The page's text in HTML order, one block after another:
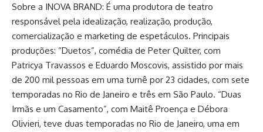
Sobre a INOVA BRAND: É uma produtora de teatro
responsável pela idealização, realização, produção,
comercialização e marketing de espetáculos. Principais
produções: “Duetos”, comédia de Peter Quilter, com
Patricya Travassos e Eduardo Moscovis, assistido por mais
de 200 mil pessoas em uma turnê por 23 cidades, com sete
temporadas no Rio de Janeiro e três em São Paulo. “Duas
Irmãs e um Casamento”, com Maitê Proença e Débora
Olivieri, teve duas temporadas no Rio de Janeiro, uma em